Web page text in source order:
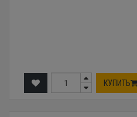
КУПИТЬ